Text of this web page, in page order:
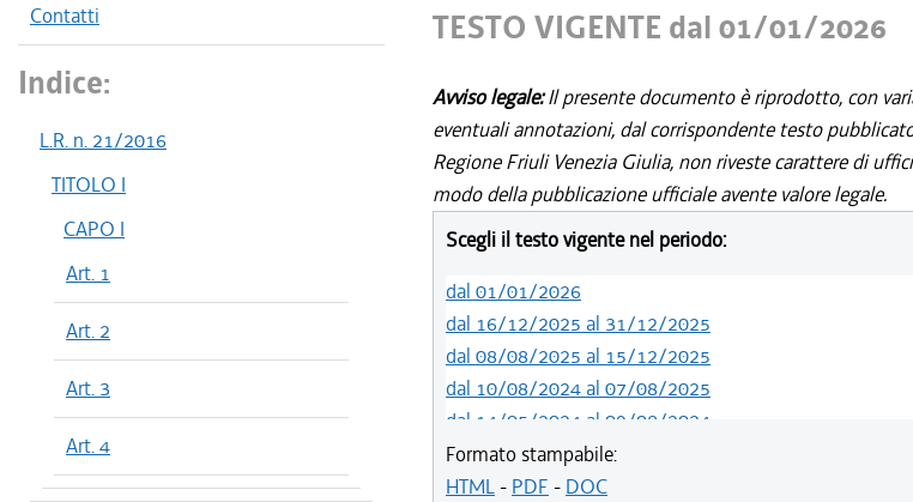
Contatti
Indice:
L.R. n. 21/2016
TITOLO I
CAPO I
Art. 1
Art. 2
Art. 3
Art. 4
TESTO VIGENTE dal 01/01/2026
Avviso legale:Il presente documento è riprodotto, con
eventuali annotazioni, dal corrispondente testo
Regione Friuli Venezia Giulia, non riveste carattere di
modo della pubblicazione ufficiale avente valore legale.
Scegli il testo vigente nel periodo:
dal 01/01/2026
dal 16/12/2025 al 31/12/2025
dal 08/08/2025 al 15/12/2025
dal 10/08/2024 al 07/08/2025
dal 14/05/2024 al 09/08/2024
dal 01/01/2024 al 13/05/2024
dal 31/10/2023 al 31/12/2023
Formato stampabile:
HTML- PDF - DOC